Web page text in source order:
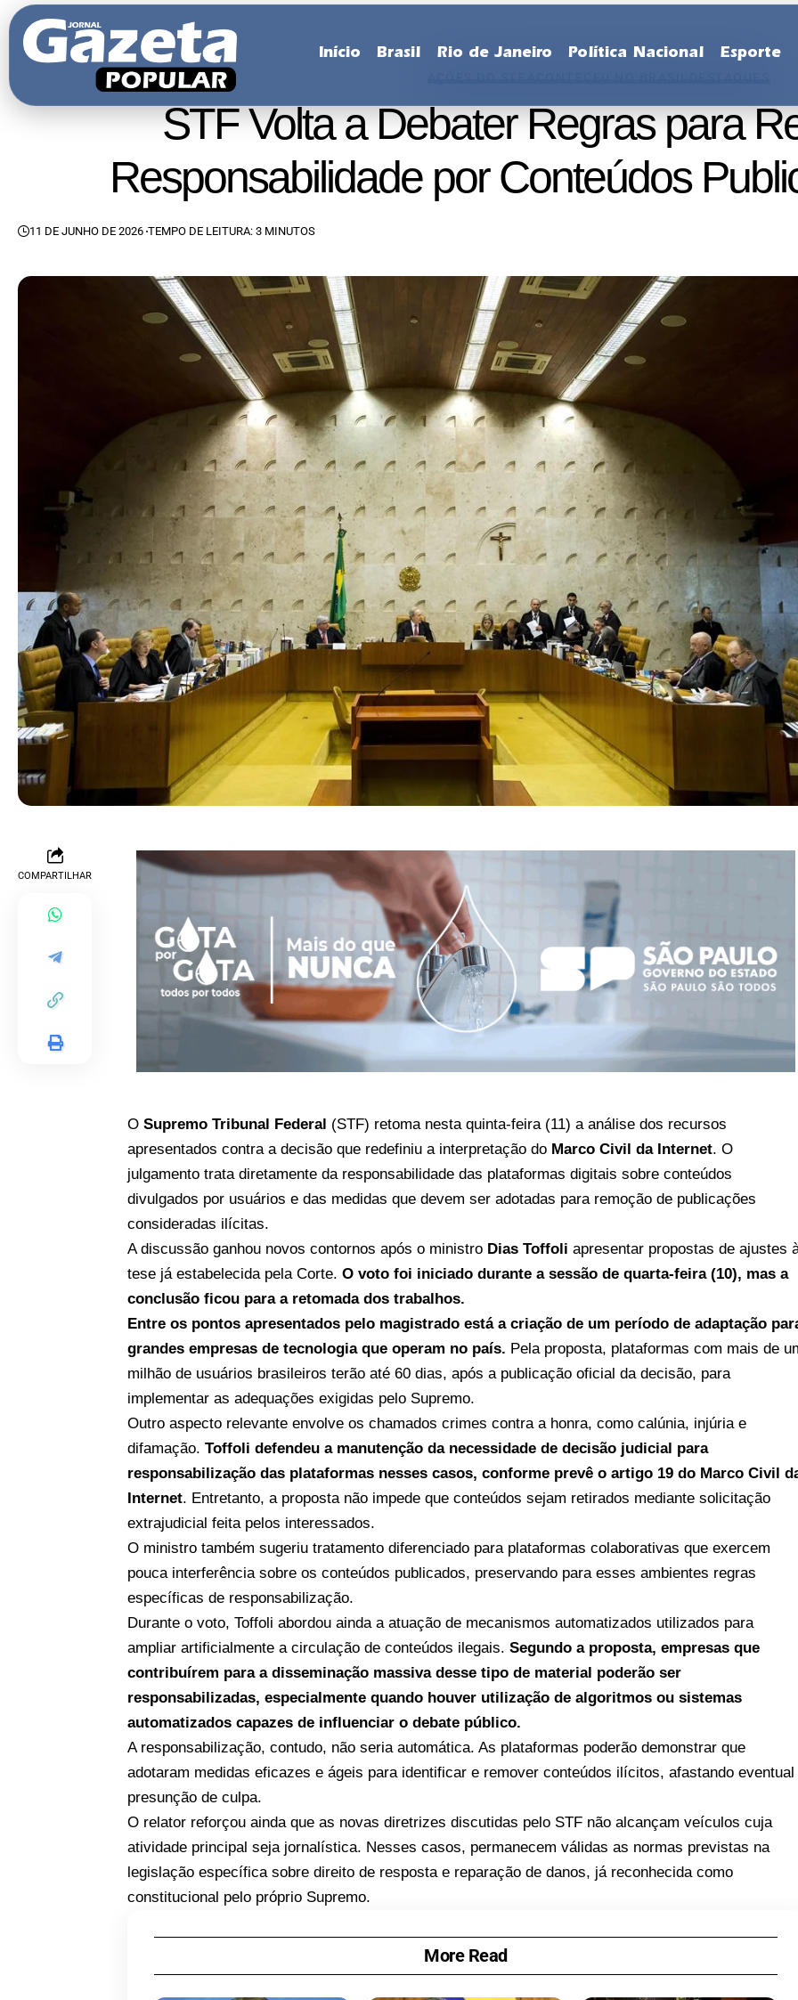
Início Brasil Rio de Janeiro Política Nacional Esporte
STF Volta a Debater Regras para
Responsabilidade por Conteúdos
11 DE JUNHO DE 2026 TEMPO DE LEITURA: 3 MINUTOS
COMPARTILHAR
OSupremo Tribunal Federal (STF) retoma nesta quinta-feira (11) a análise dos recursos
apresentados contra a decisão que redefiniu a interpretação do Marco Civil da Internet. O
julgamento trata diretamente da responsabilidade das plataformas digitais sobre conteúdos
divulgados por usuários e das medidas que devem ser adotadas para remoção de publicações
consideradas ilícitas.
A discussão ganhou novos contornos após o ministro Dias Toffoli apresentar propostas de ajustes
tese já estabelecida pela Corte.O voto foi iniciado durante a sessão de quarta-feira (10), mas a
conclusão ficou para a retomada dos trabalhos.
Entre os pontos apresentados pelo magistrado está a criação de um período de adaptação
grandes empresas de tecnologia que operam no país. Pela proposta, plataformas com mais de
milhão de usuários brasileiros terão até 60 dias, após a publicação oficial da decisão, para
implementar as adequações exigidas pelo Supremo.
Outro aspecto relevante envolve os chamados crimes contra a honra, como calúnia, injúria e
difamação.Toffoli defendeu a manutenção da necessidade de decisão judicial para
responsabilização das plataformas nesses casos, conforme prevê o artigo 19 do Marco Civil
Internet. Entretanto, a proposta não impede que conteúdos sejam retirados mediante solicitação
extrajudicial feita pelos interessados.
O ministro também sugeriu tratamento diferenciado para plataformas colaborativas que exercem
pouca interferência sobre os conteúdos publicados, preservando para esses ambientes regras
específicas de responsabilização.
Durante o voto, Toffoli abordou ainda a atuação de mecanismos automatizados utilizados para
ampliar artificialmente a circulação de conteúdos ilegais.Segundo a proposta, empresas que
contribuírem para a disseminação massiva desse tipo de material poderão ser
responsabilizadas, especialmente quando houver utilização de algoritmos ou sistemas
automatizados capazes de influenciar o debate público.
A responsabilização, contudo, não seria automática. As plataformas poderão demonstrar que
adotaram medidas eficazes e ágeis para identificar e remover conteúdos ilícitos, afastando eventual
presunção de culpa.
O relator reforçou ainda que as novas diretrizes discutidas pelo STF não alcançam veículos cuja
atividade principal seja jornalística. Nesses casos, permanecem válidas as normas previstas na
legislação específica sobre direito de resposta e reparação de danos, já reconhecida como
constitucional pelo próprio Supremo.
More Read